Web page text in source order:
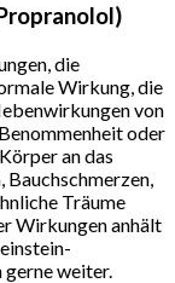
die
Wirkung, die
von
oder
an das
Träume
Wirkungen anhält
weiter.